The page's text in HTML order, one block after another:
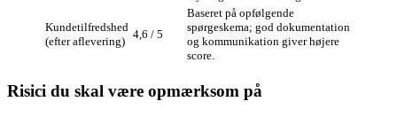
Kundetilfredshed
(efter aflevering)
4,6 / 5
Baseret på opfølgende
spørgeskema; god dokumentation
og kommunikation giver højere
score.
Risici du skal være opmærksom på